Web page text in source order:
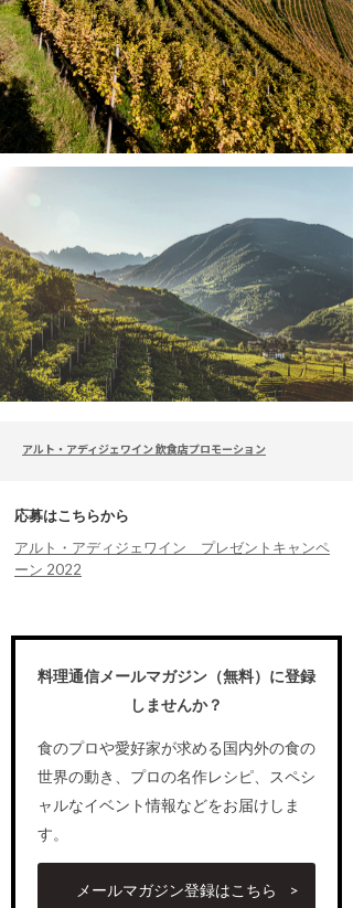
アルト・アディジェワイン 飲食店プロモーション
応募はこちらから
アルト・アディジェワイン プレゼントキャンペ
ーン 2022
料理通信メールマガジン（無料）に登録
しませんか？
食のプロや愛好家が求める国内外の食の
世界の動き、プロの名作レシピ、スペシ
ャルなイベント情報などをお届けしま
す。
メールマガジン登録はこちら